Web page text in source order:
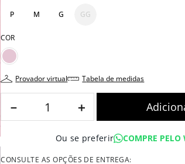
P M G GG
COR
provador virtual tabela de medidas
＋
－
Ou se preferir COMPRE